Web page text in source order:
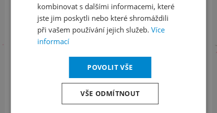
ODEBÍRAT NEWSLETTER
Sledujte nás na sociálních sítích
LinkedInflickr
kombinovat s dalšími informacemi, které
jste jim poskytli nebo které shromáždili
při vašem používání jejich služeb. Více
informací
POVOLIT VŠE
VŠE ODMÍTNOUT